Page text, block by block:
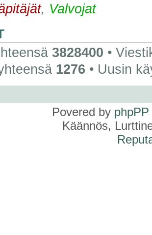
, Valvojat
3828400 •
1276 • Uusin
Povered by phpPP
Käännös,